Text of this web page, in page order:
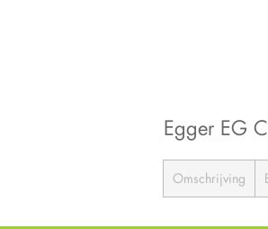
Egger EG
Omschrijving